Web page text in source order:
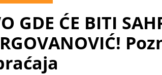
GDE ĆE BITI